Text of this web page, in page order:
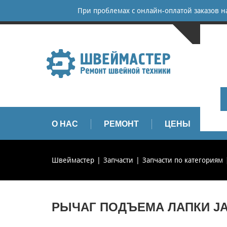
При проблемах с онлайн-оплатой заказов
О НАС РЕМОНТ ЦЕНЫ
Швеймастер Запчасти Запчасти по категориям
РЫЧАГ ПОДЪЕМА ЛАПКИ